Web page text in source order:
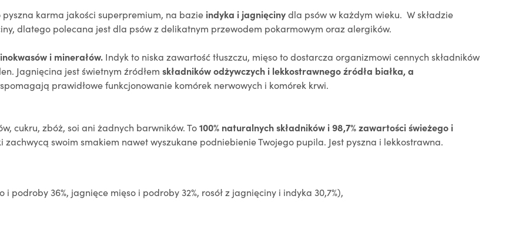
pyszna karma jakości superpremium, na bazie indyka i jagnięcinydla psów w każdym wieku. W składzie
dlatego polecana jest dla psów z delikatnym przewodem pokarmowym oraz alergików.
i minerałów. Indyk to niska zawartość tłuszczu, mięso to dostarcza organizmowi cennych składników
Jagnięcina jest świetnym źródłem składników odżywczych i lekkostrawnego źródła białka, a
prawidłowe funkcjonowanie komórek nerwowych i komórek krwi.
cukru, zbóż, soi ani żadnych barwników. To100% naturalnych składników i 98,7% zawartości świeżego i
zachwycą swoim smakiem nawet wyszukane podniebienie Twojego pupila. Jest pyszna i lekkostrawna.
podroby 36%, jagnięce mięso i podroby 32%, rosół z jagnięciny i indyka 30,7%),